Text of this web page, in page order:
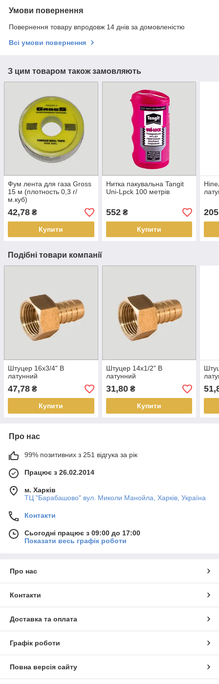
Умови повернення
Повернення товару впродовж 14 днів за домовленістю
Всі умови повернення
З цим товаром також замовляють
Фум лента для газа Gross
15 м (плотность 0,3 г/
м.куб)
42,78 ₴
Купити
Нитка пакувальна Tangit
Uni-Lpck 100 метрів
552₴
Купити
Подібні товари компанії
Штуцер 16х3/4" В
латунний
47,78 ₴
Купити
Штуцер 14х1/2" В
латунний
31,80₴
Купити
Про нас
99% позитивних з 251 відгука за рік
Працює з 26.02.2014
м. Харків
ТЦ "Барабашово" вул. Миколи Манойла, Харків, Україна
Контакти
Сьогодні працює з 09:00 до 17:00
Показати весь графік роботи
Про нас
Контакти
Доставка та оплата
Графік роботи
Повна версія сайту